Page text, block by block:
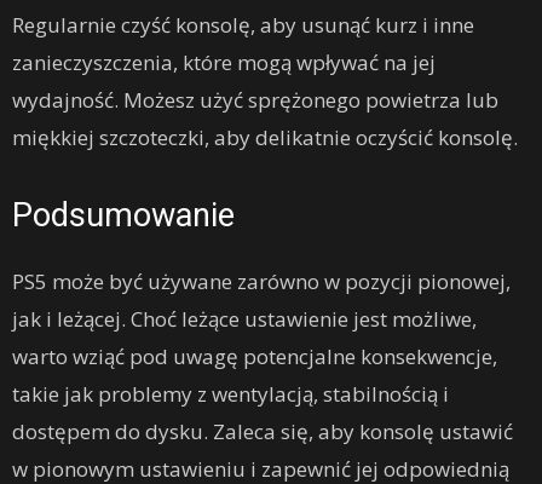
Regularnie czyść konsolę, aby usunąć kurz i inne
zanieczyszczenia, które mogą wpływać na jej
wydajność. Możesz użyć sprężonego powietrza lub
miękkiej szczoteczki, aby delikatnie oczyścić konsolę.
Podsumowanie
PS5 może być używane zarówno w pozycji pionowej,
jak i leżącej. Choć leżące ustawienie jest możliwe,
warto wziąć pod uwagę potencjalne konsekwencje,
takie jak problemy z wentylacją, stabilnością i
dostępem do dysku. Zaleca się, aby konsolę ustawić
w pionowym ustawieniu i zapewnić jej odpowiednią